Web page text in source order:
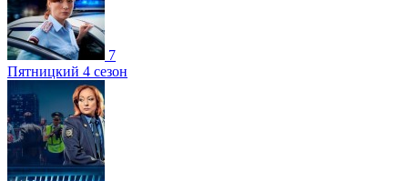
7
Пятницкий 4 сезон